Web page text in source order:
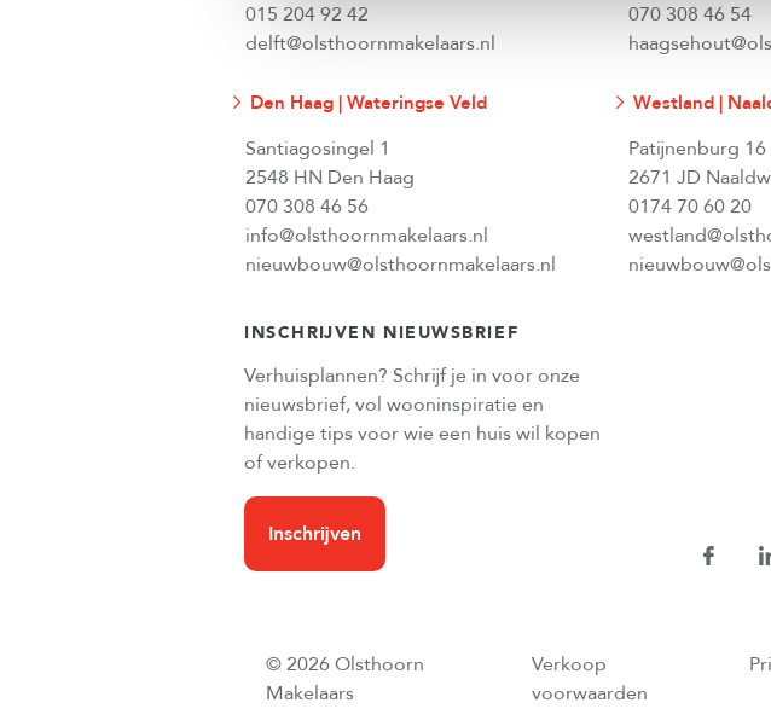
015 204 92 42
delft@olsthoornmakelaars.nl
070 308 46 54
Den Haag | Wateringse Veld
Santiagosingel 1
2548 HN Den Haag
070 308 46 56
info@olsthoornmakelaars.nl
nieuwbouw@olsthoornmakelaars.nl
Westland |
Patijnenburg 16
2671 JD
0174 70 60 20
INSCHRIJVEN NIEUWSBRIEF
Verhuisplannen? Schrijf je in voor onze
nieuwsbrief, vol wooninspiratie en
handige tips voor wie een huis wil kopen
of verkopen.
Inschrijven
© 2026 Olsthoorn
Makelaars
Verkoop
voorwaarden